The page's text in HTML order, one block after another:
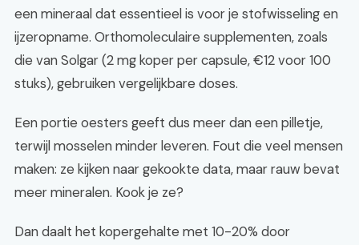
een mineraal dat essentieel is voor je stofwisseling en
ijzeropname. Orthomoleculaire supplementen, zoals
die van Solgar (2 mg koper per capsule, €12 voor 100
stuks), gebruiken vergelijkbare doses.
Een portie oesters geeft dus meer dan een pilletje,
terwijl mosselen minder leveren. Fout die veel mensen
maken: ze kijken naar gekookte data, maar rauw bevat
meer mineralen. Kook je ze?
Dan daalt het kopergehalte met 10-20% door